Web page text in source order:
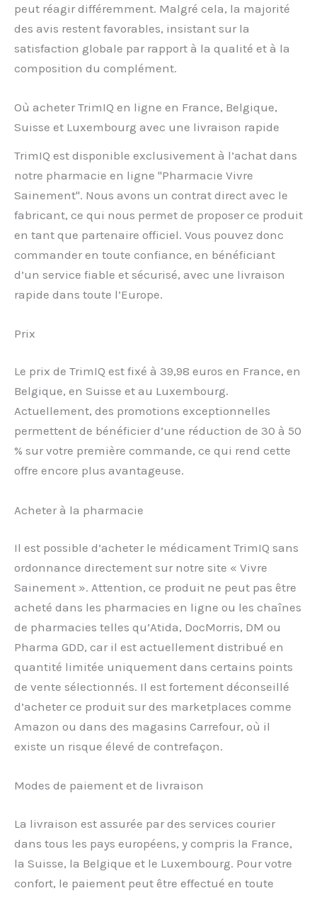
peut réagir différemment. Malgré cela, la majorité
des avis restent favorables, insistant sur la
satisfaction globale par rapport à la qualité et à la
composition du complément.
Où acheter TrimIQ en ligne en France, Belgique,
Suisse et Luxembourg avec une livraison rapide
TrimIQ est disponible exclusivement à l’achat dans
notre pharmacie en ligne "Pharmacie Vivre
Sainement". Nous avons un contrat direct avec le
fabricant, ce qui nous permet de proposer ce produit
en tant que partenaire officiel. Vous pouvez donc
commander en toute confiance, en bénéficiant
d’un service fiable et sécurisé, avec une livraison
rapide dans toute l’Europe.
Prix
Le prix de TrimIQ est fixé à 39,98 euros en France, en
Belgique, en Suisse et au Luxembourg.
Actuellement, des promotions exceptionnelles
permettent de bénéficier d’une réduction de 30 à 50
% sur votre première commande, ce qui rend cette
offre encore plus avantageuse.
Acheter à la pharmacie
Il est possible d’acheter le médicament TrimIQ sans
ordonnance directement sur notre site « Vivre
Sainement ». Attention, ce produit ne peut pas être
acheté dans les pharmacies en ligne ou les chaînes
de pharmacies telles qu’Atida, DocMorris, DM ou
Pharma GDD, car il est actuellement distribué en
quantité limitée uniquement dans certains points
de vente sélectionnés. Il est fortement déconseillé
d’acheter ce produit sur des marketplaces comme
Amazon ou dans des magasins Carrefour, où il
existe un risque élevé de contrefaçon.
Modes de paiement et de livraison
La livraison est assurée par des services courier
dans tous les pays européens, y compris la France,
la Suisse, la Belgique et le Luxembourg. Pour votre
confort, le paiement peut être effectué en toute